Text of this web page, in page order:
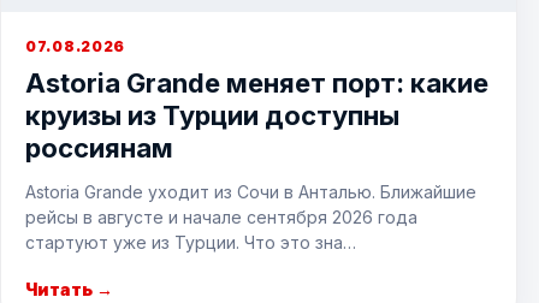
07.08.2026
Astoria Grande меняет порт: какие
круизы из Турции доступны
россиянам
Astoria Grande уходит из Сочи в Анталью. Ближайшие
рейсы в августе и начале сентября 2026 года
стартуют уже из Турции. Что это зна…
Читать →